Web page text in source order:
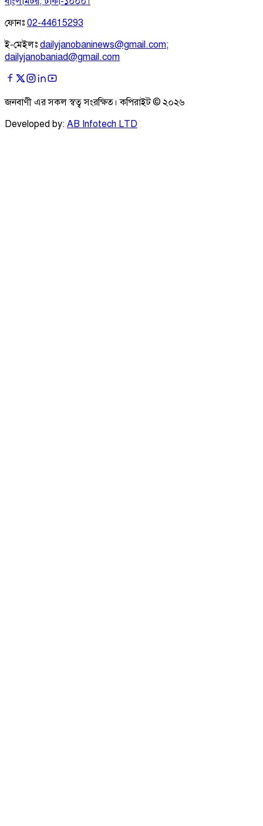
ফোনঃ 02-44615293
ই-মেইলঃ dailyjanobaninews@gmail.com;
dailyjanobaniad@gmail.com
জনবাণী এর সকল স্বত্ব সংরক্ষিত। কপিরাইট © ২০২৬
Developed by: AB Infotech LTD